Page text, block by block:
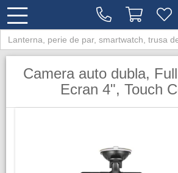
Camera auto dubla,
Ecran 4", Touch